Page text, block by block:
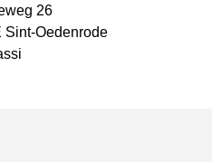
26
Sint-Oedenrode